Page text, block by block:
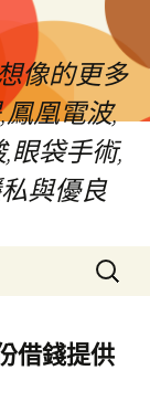
像的更多
凰電波,
眼袋手術,
與優良
搜
尋
鍵
字:
借錢提供